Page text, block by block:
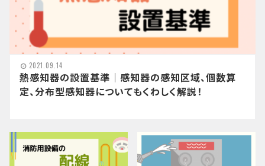
2021.09.14
熱感知器の設置基準｜感知器の感知区域、個数算
定、分布型感知器についてもくわしく解説！